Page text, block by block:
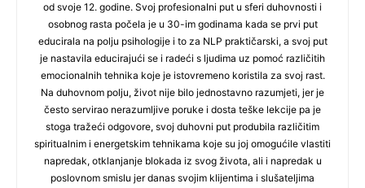
od svoje 12. godine. Svoj profesionalni put u sferi duhovnosti i
osobnog rasta počela je u 30-im godinama kada se prvi put
educirala na polju psihologije i to za NLP praktičarski, a svoj put
je nastavila educirajući se i radeći s ljudima uz pomoć različitih
emocionalnih tehnika koje je istovremeno koristila za svoj rast.
Na duhovnom polju, život nije bilo jednostavno razumjeti, jer je
često servirao nerazumljive poruke i dosta teške lekcije pa je
stoga tražeći odgovore, svoj duhovni put produbila različitim
spiritualnim i energetskim tehnikama koje su joj omogućile vlastiti
napredak, otklanjanje blokada iz svog života, ali i napredak u
poslovnom smislu jer danas svojim klijentima i slušateljima